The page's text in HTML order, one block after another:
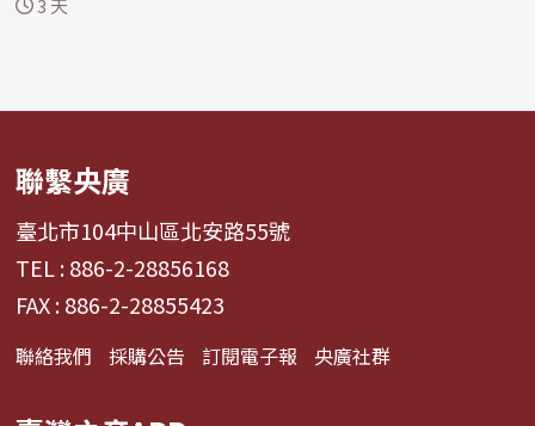
3 天
聯繫央廣
臺北市104中山區北安路55號
TEL : 886-2-28856168
FAX : 886-2-28855423
聯絡我們 採購公告 訂閱電子報 央廣社群